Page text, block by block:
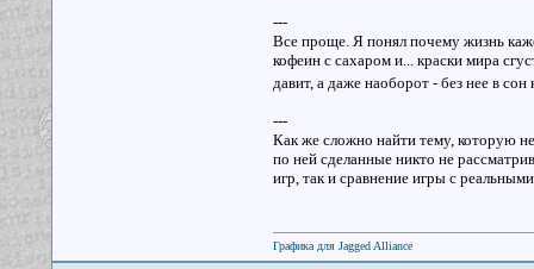
---
Все проще. Я понял почему жизнь
кофеин с сахаром и... краски мира
давит, а даже наоборот - без нее в сон
---
Как же сложно найти тему, которую
по ней сделанные никто не
игр, так и сравнение игры с
Графика для Jagged Alliance